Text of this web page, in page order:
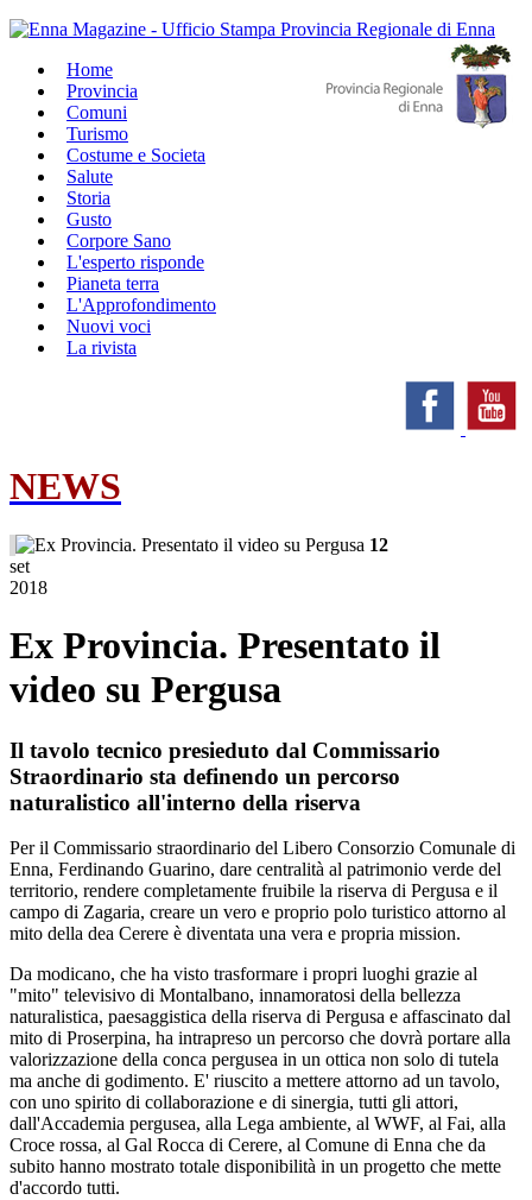
Home
Provincia
Comuni
Turismo
Costume e Societa
Salute
Storia
Gusto
Corpore Sano
L'esperto risponde
Pianeta terra
L'Approfondimento
Nuovi voci
La rivista
NEWS
12
set
2018
Ex Provincia. Presentato il
video su Pergusa
Il tavolo tecnico presieduto dal Commissario
Straordinario sta definendo un percorso
naturalistico all'interno della riserva
Per il Commissario straordinario del Libero Consorzio Comunale di
Enna, Ferdinando Guarino, dare centralità al patrimonio verde del
territorio, rendere completamente fruibile la riserva di Pergusa e il
campo di Zagaria, creare un vero e proprio polo turistico attorno al
mito della dea Cerere è diventata una vera e propria mission.
Da modicano, che ha visto trasformare i propri luoghi grazie al
"mito" televisivo di Montalbano, innamoratosi della bellezza
naturalistica, paesaggistica della riserva di Pergusa e affascinato dal
mito di Proserpina, ha intrapreso un percorso che dovrà portare alla
valorizzazione della conca pergusea in un ottica non solo di tutela
ma anche di godimento. E' riuscito a mettere attorno ad un tavolo,
con uno spirito di collaborazione e di sinergia, tutti gli attori,
dall'Accademia pergusea, alla Lega ambiente, al WWF, al Fai, alla
Croce rossa, al Gal Rocca di Cerere, al Comune di Enna che da
subito hanno mostrato totale disponibilità in un progetto che mette
d'accordo tutti.